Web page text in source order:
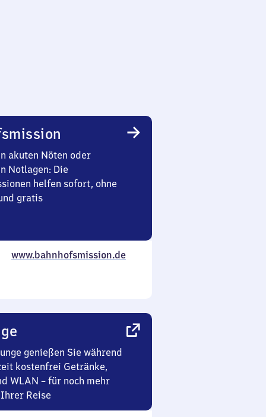
akuten Nöten oder
Notlagen: Die
helfen sofort, ohne
gratis
www.bahnhofsmission.de
genießen Sie während
kostenfrei Getränke,
WLAN – für noch mehr
Reise